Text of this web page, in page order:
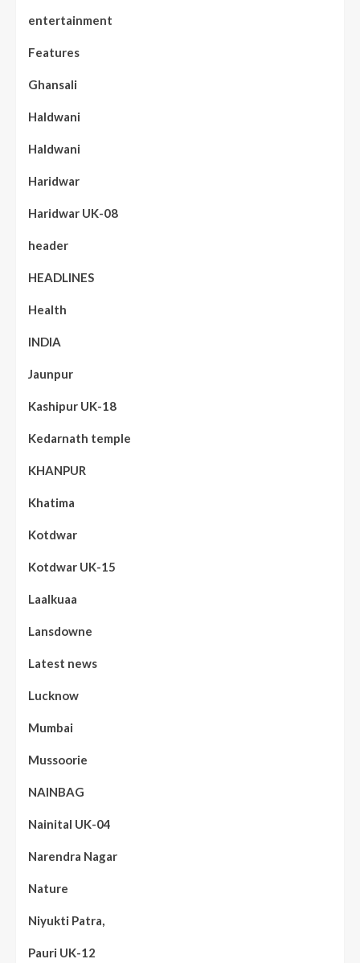
entertainment
Features
Ghansali
Haldwani
Haldwani
Haridwar
Haridwar UK-08
header
HEADLINES
Health
INDIA
Jaunpur
Kashipur UK-18
Kedarnath temple
KHANPUR
Khatima
Kotdwar
Kotdwar UK-15
Laalkuaa
Lansdowne
Latest news
Lucknow
Mumbai
Mussoorie
NAINBAG
Nainital UK-04
Narendra Nagar
Nature
Niyukti Patra,
Pauri UK-12